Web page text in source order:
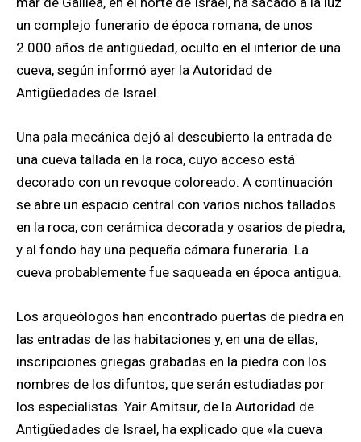
un complejo funerario de época romana, de unos
2.000 años de antigüedad, oculto en el interior de una
cueva, según informó ayer la Autoridad de
Antigüedades de Israel.
Una pala mecánica dejó al descubierto la entrada de
una cueva tallada en la roca, cuyo acceso está
decorado con un revoque coloreado. A continuación
se abre un espacio central con varios nichos tallados
en la roca, con cerámica decorada y osarios de piedra,
y al fondo hay una pequeña cámara funeraria. La
cueva probablemente fue saqueada en época antigua.
Los arqueólogos han encontrado puertas de piedra en
las entradas de las habitaciones y, en una de ellas,
inscripciones griegas grabadas en la piedra con los
nombres de los difuntos, que serán estudiadas por
los especialistas. Yair Amitsur, de la Autoridad de
Antigüedades de Israel, ha explicado que «la cueva